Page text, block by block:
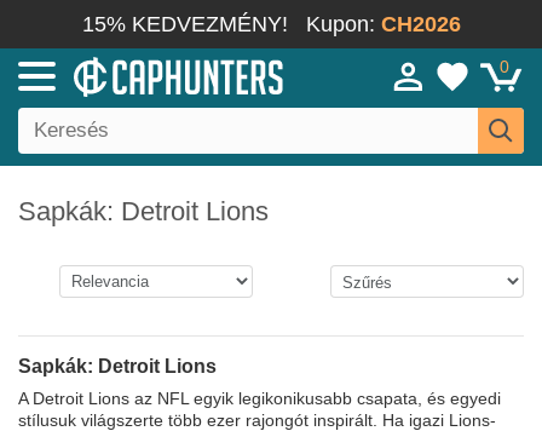
15% KEDVEZMÉNY! Kupon: CH2026
0
Sapkák: Detroit Lions
Sapkák: Detroit Lions
A Detroit Lions az NFL egyik legikonikusabb csapata, és egyedi
stílusuk világszerte több ezer rajongót inspirált. Ha igazi Lions-